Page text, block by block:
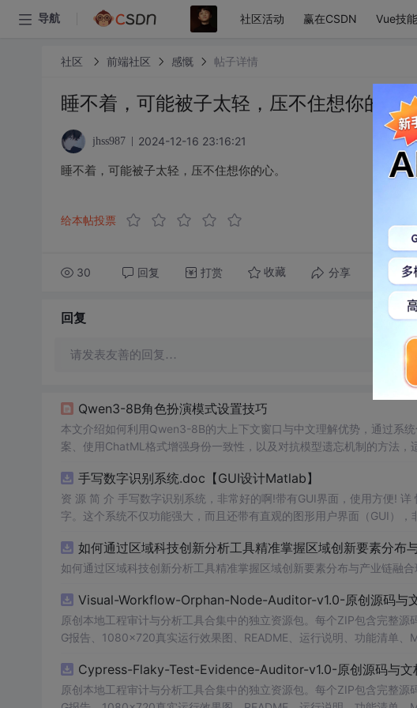
导航 社区活动 赢在CSDN Vue技
社区 前端社区 感慨 帖子详情
睡不着，可能被子太轻，压不住想你的心
jhss987 2024-12-16 23:16:21
睡不着，可能被子太轻，压不住想你的心。
给本帖投票
30 回复 打赏 收藏 分享 转
回复
请发表友善的回复…
Qwen3-8B角色扮演模式设置技巧
本文介绍如何利用Qwen3-8B的大上下文窗口与中文理解优势，通过系
案、使用ChatML格式增强身份一致性，以及对抗模型遗忘机制的方法，
手写数字识别系统.doc【GUI设计Matlab】
资 源 简 介 手写数字识别系统，非常好的啊!带有GUI界面，使用方便!
字。这个系统不仅功能强大，而且还带有直观的图形用户界面（GUI）
便和实用的工具，你一定会喜欢它的！
如何通过区域科技创新分析工具精准掌握区域创新要素分布
如何通过区域科技创新分析工具精准掌握区域创新要素分布与产业链融合
Visual-Workflow-Orphan-Node-Auditor-v1.0-原创源码与
原创本地工程审计与分析工具合集中的独立资源包。每个ZIP包含完整
G报告、1080×720真实运行效果图、README、运行说明、功能清单
源码、Logo、官方截图、论文、生产日志或其他受限素材。适合前端开
Cypress-Flaky-Test-Evidence-Auditor-v1.0-原创源码与文
原创本地工程审计与分析工具合集中的独立资源包。每个ZIP包含完整